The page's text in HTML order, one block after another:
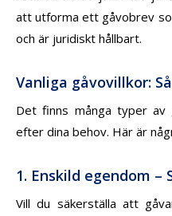
att utforma ett gåvobrev
och är juridiskt hållbart.
Vanliga gåvovillkor:
Det finns många typer av
efter dina behov. Här är
1. Enskild egendom –
Vill du säkerställa att